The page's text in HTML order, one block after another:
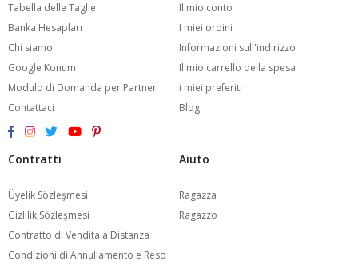
Tabella delle Taglie
Banka Hesapları
Chi siamo
Google Konum
Modulo di Domanda per Partner
Contattaci
Il mio conto
I miei ordini
Informazioni sull'indirizzo
Il mio carrello della spesa
i miei preferiti
Blog
Contratti
Üyelik Sözleşmesi
Gizlilik Sözleşmesi
Contratto di Vendita a Distanza
Condizioni di Annullamento e Reso
Aiuto
Ragazza
Ragazzo